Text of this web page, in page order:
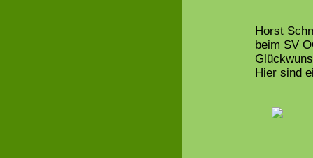
Horst
beim SV
Hier sind